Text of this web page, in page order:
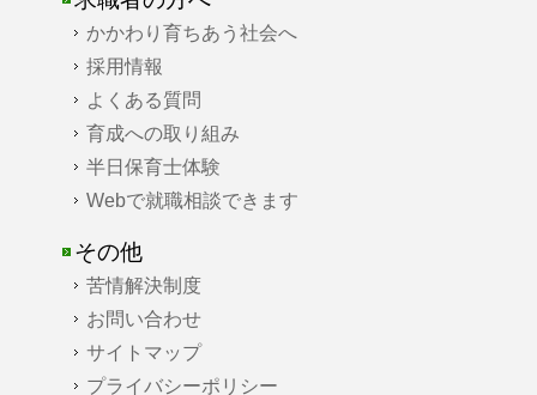
かかわり育ちあう社会へ
採用情報
よくある質問
育成への取り組み
半日保育士体験
Webで就職相談できます
その他
苦情解決制度
お問い合わせ
サイトマップ
プライバシーポリシー